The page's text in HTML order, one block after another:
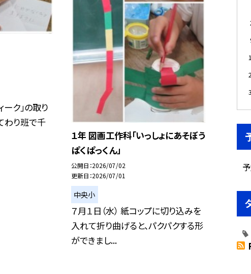
ーク」の取り
わり班で千
１年 図画工作科「いっしょにあそぼう
ぱくぱっくん」
公開日 2026/07/02
更新日 2026/07/01
中央小
７月１日（水） 紙コップに切り込みを
入れて折り曲げると、パクパクする形
ができまし...